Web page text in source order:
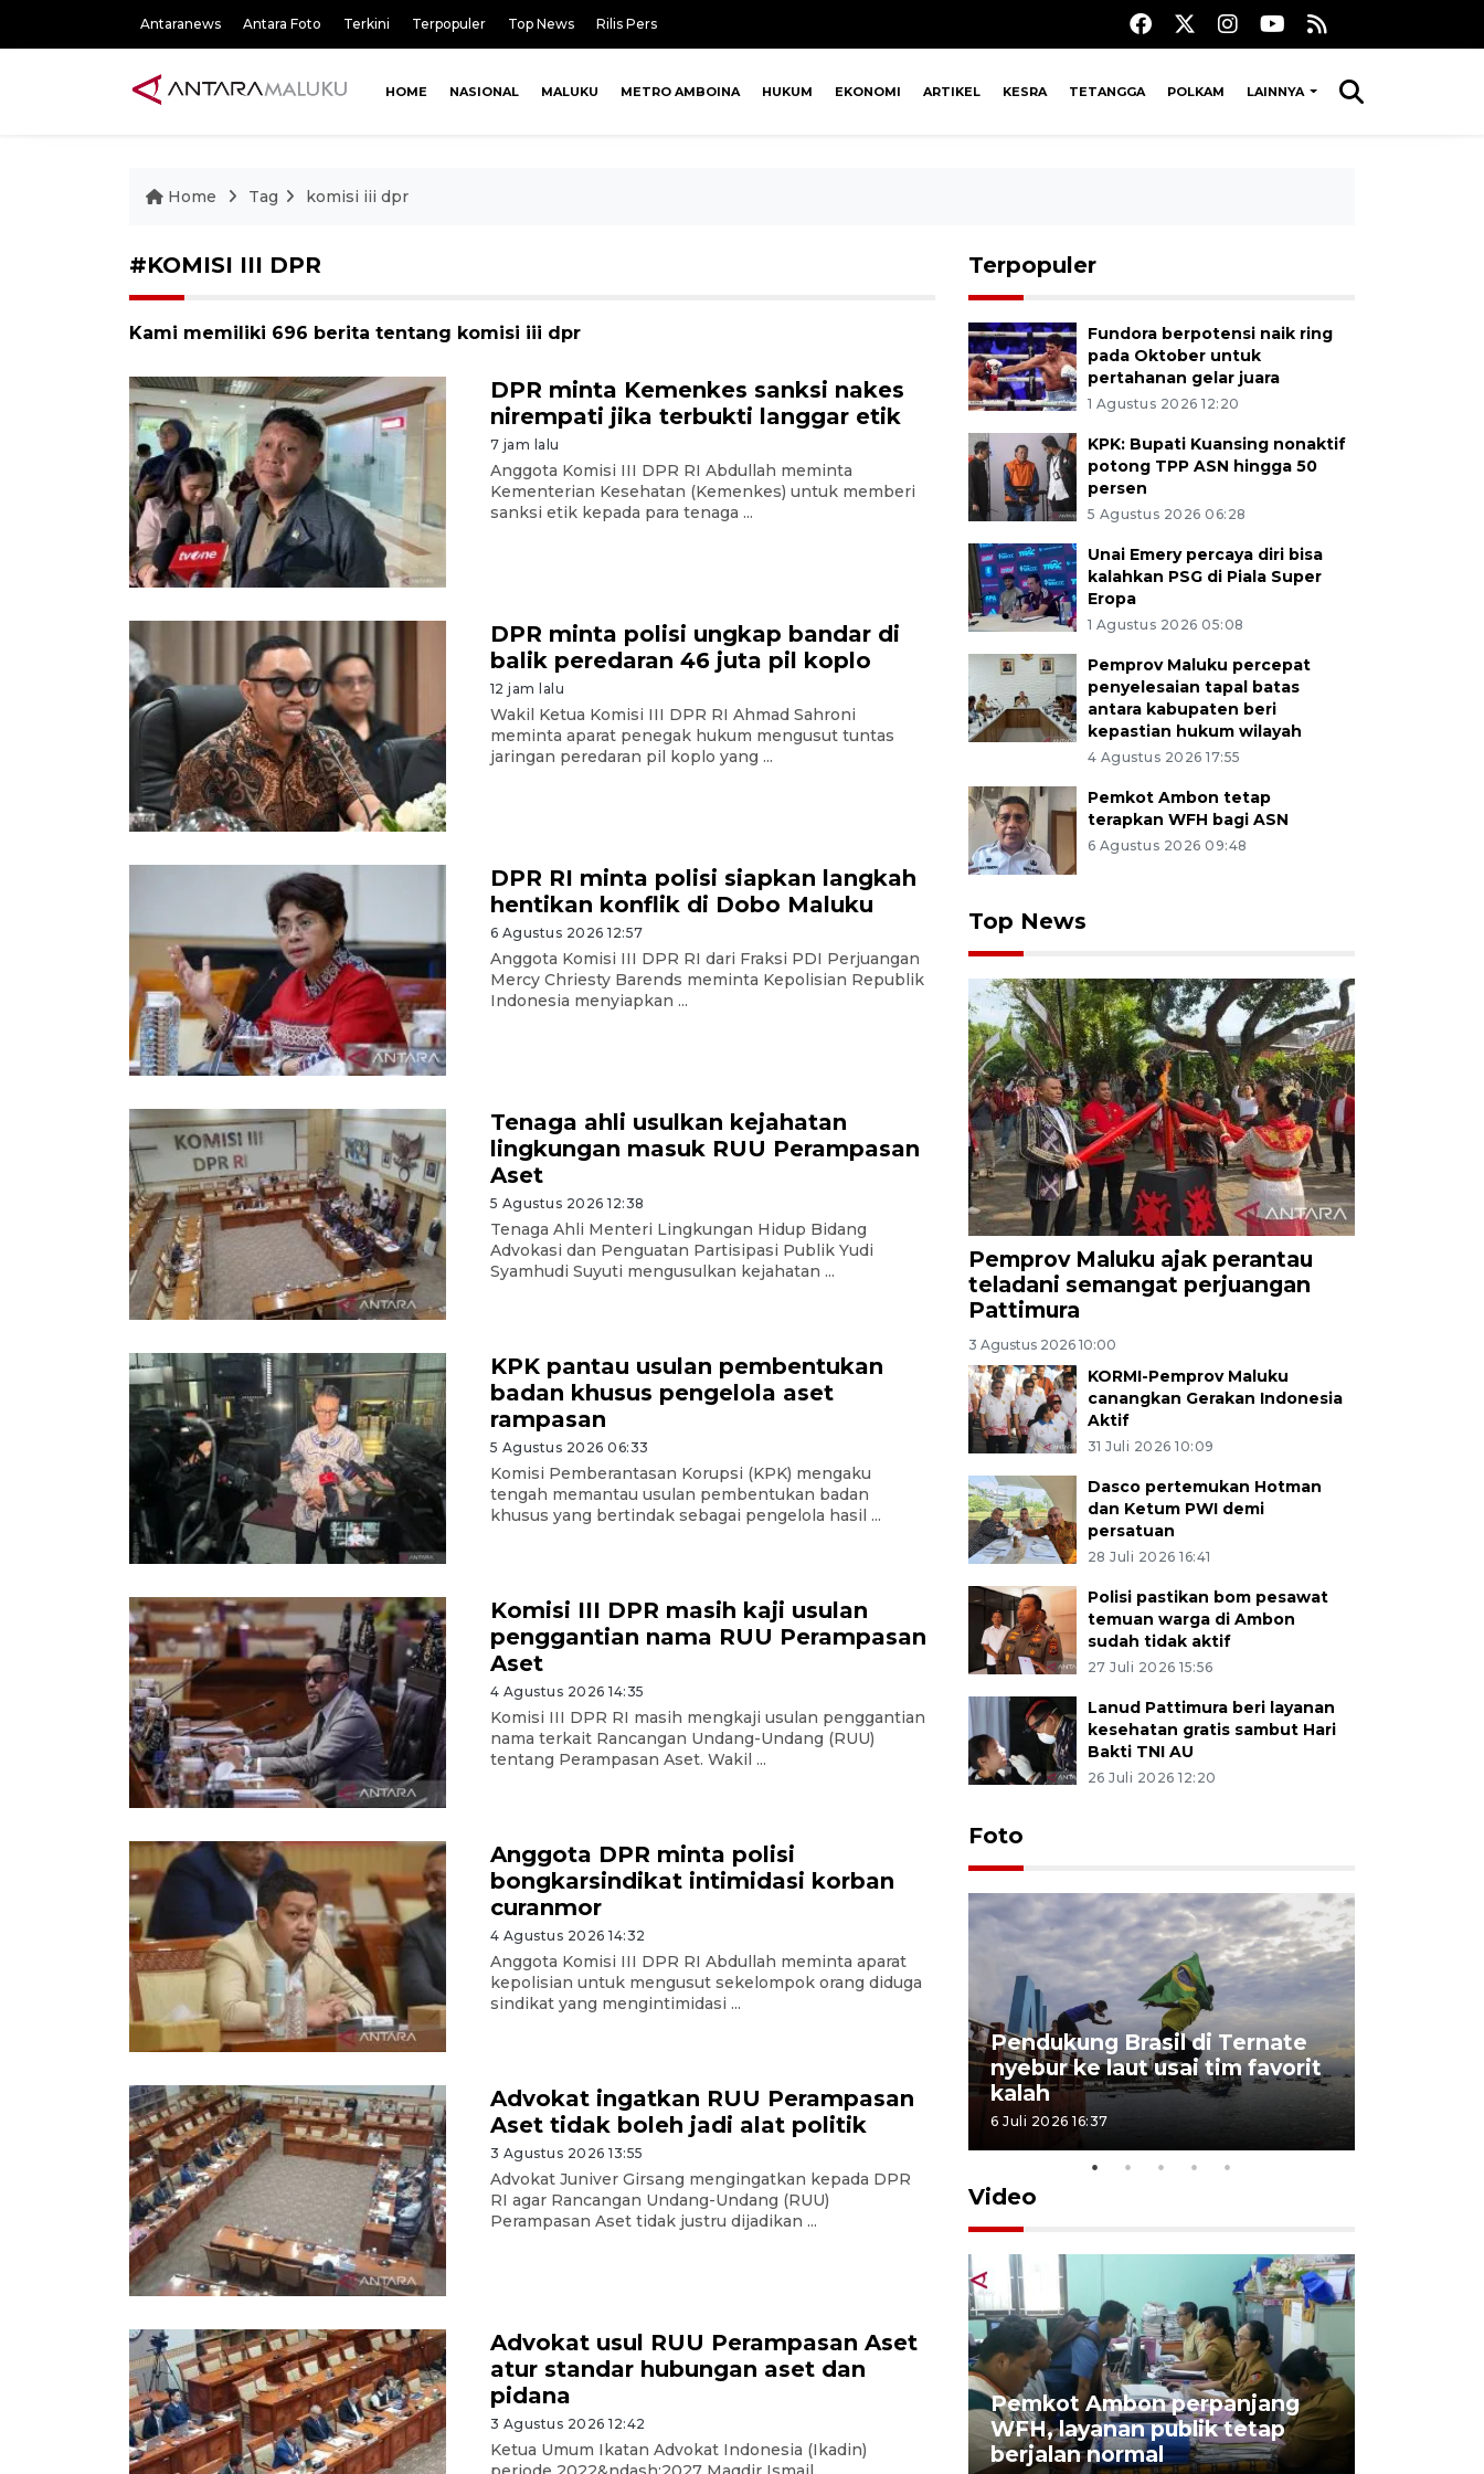
Antaranews Antara Foto Terkini Terpopuler Top News Rilis Pers
HOME NASIONAL MALUKU METRO AMBOINA HUKUM EKONOMI ARTIKEL KESRA TETANGGA POLKAM LAINNYA
Home Tag komisi iii dpr
#KOMISI III DPR
Kami memiliki 696 berita tentang komisi iii dpr
DPR minta Kemenkes sanksi nakes
nirempati jika terbukti langgar etik
7 jam lalu
Anggota Komisi III DPR RI Abdullah meminta
Kementerian Kesehatan (Kemenkes) untuk memberi
sanksi etik kepada para tenaga ...
DPR minta polisi ungkap bandar di
balik peredaran 46 juta pil koplo
12 jam lalu
Wakil Ketua Komisi III DPR RI Ahmad Sahroni
meminta aparat penegak hukum mengusut tuntas
jaringan peredaran pil koplo yang ...
DPR RI minta polisi siapkan langkah
hentikan konflik di Dobo Maluku
6 Agustus 2026 12:57
Anggota Komisi III DPR RI dari Fraksi PDI Perjuangan
Mercy Chriesty Barends meminta Kepolisian Republik
Indonesia menyiapkan ...
Tenaga ahli usulkan kejahatan
lingkungan masuk RUU Perampasan
Aset
5 Agustus 2026 12:38
Tenaga Ahli Menteri Lingkungan Hidup Bidang
Advokasi dan Penguatan Partisipasi Publik Yudi
Syamhudi Suyuti mengusulkan kejahatan ...
KPK pantau usulan pembentukan
badan khusus pengelola aset
rampasan
5 Agustus 2026 06:33
Komisi Pemberantasan Korupsi (KPK) mengaku
tengah memantau usulan pembentukan badan
khusus yang bertindak sebagai pengelola hasil ...
Komisi III DPR masih kaji usulan
penggantian nama RUU Perampasan
Aset
4 Agustus 2026 14:35
Komisi III DPR RI masih mengkaji usulan penggantian
nama terkait Rancangan Undang-Undang (RUU)
tentang Perampasan Aset. Wakil ...
Anggota DPR minta polisi
bongkarsindikat intimidasi korban
curanmor
4 Agustus 2026 14:32
Anggota Komisi III DPR RI Abdullah meminta aparat
kepolisian untuk mengusut sekelompok orang diduga
sindikat yang mengintimidasi ...
Advokat ingatkan RUU Perampasan
Aset tidak boleh jadi alat politik
3 Agustus 2026 13:55
Advokat Juniver Girsang mengingatkan kepada DPR
RI agar Rancangan Undang-Undang (RUU)
Perampasan Aset tidak justru dijadikan ...
Advokat usul RUU Perampasan Aset
atur standar hubungan aset dan
pidana
3 Agustus 2026 12:42
Ketua Umum Ikatan Advokat Indonesia (Ikadin)
Terpopuler
Fundora berpotensi naik ring
pada Oktober untuk
pertahanan gelar juara
1 Agustus 2026 12:20
KPK: Bupati Kuansing nonaktif
potong TPP ASN hingga 50
persen
5 Agustus 2026 06:28
Unai Emery percaya diri bisa
kalahkan PSG di Piala Super
Eropa
1 Agustus 2026 05:08
Pemprov Maluku percepat
penyelesaian tapal batas
antara kabupaten beri
kepastian hukum wilayah
4 Agustus 2026 17:55
Pemkot Ambon tetap
terapkan WFH bagi ASN
6 Agustus 2026 09:48
Top News
Pemprov Maluku ajak perantau
teladani semangat perjuangan
Pattimura
3 Agustus 2026 10:00
KORMI-Pemprov Maluku
canangkan Gerakan Indonesia
Aktif
31 Juli 2026 10:09
Dasco pertemukan Hotman
dan Ketum PWI demi
persatuan
28 Juli 2026 16:41
Polisi pastikan bom pesawat
temuan warga di Ambon
sudah tidak aktif
27 Juli 2026 15:56
Lanud Pattimura beri layanan
kesehatan gratis sambut Hari
Bakti TNI AU
26 Juli 2026 12:20
Foto
Pasar Higienis
5 Mei 2026 05:32
Pendukung Brasil di Ternate
nyebur ke laut usai tim favorit
kalah
6 Juli 2026 16:37
Video
ruang pada anak di lembaga
pembinaan
Pemkot Ambon perpanjang
WFH, layanan publik tetap
berjalan normal